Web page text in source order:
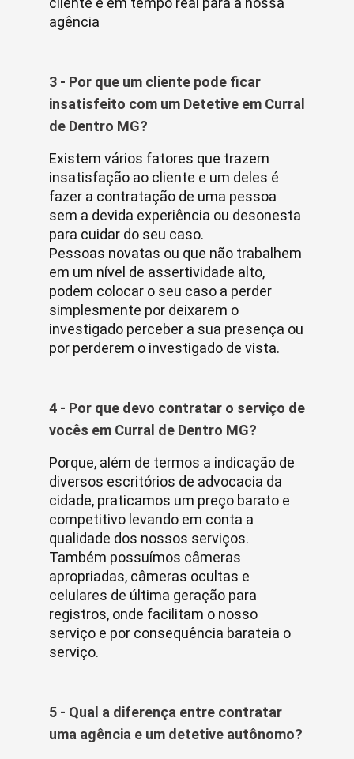
agência
3 - Por que um cliente pode ficar
insatisfeito com um Detetive em Curral
de Dentro MG?
Existem vários fatores que trazem
insatisfação ao cliente e um deles é
fazer a contratação de uma pessoa
sem a devida experiência ou desonesta
para cuidar do seu caso.
Pessoas novatas ou que não trabalhem
em um nível de assertividade alto,
podem colocar o seu caso a perder
simplesmente por deixarem o
investigado perceber a sua presença ou
por perderem o investigado de vista.
4 - Por que devo contratar o serviço de
vocês em Curral de Dentro MG?
Porque, além de termos a indicação de
diversos escritórios de advocacia da
cidade, praticamos um preço barato e
competitivo levando em conta a
qualidade dos nossos serviços.
Também possuímos câmeras
apropriadas, câmeras ocultas e
celulares de última geração para
registros, onde facilitam o nosso
serviço e por consequência barateia o
serviço.
5 - Qual a diferença entre contratar
uma agência e um detetive autônomo?